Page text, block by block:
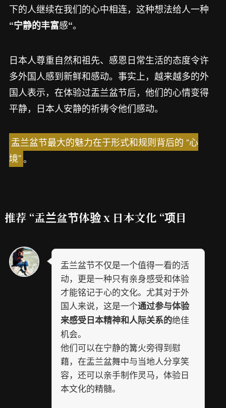
下的人继续在我们的心中相连，这种想法给人一种
“宁静的丰富感“。
日本人尊重自然和祖先、感恩日常生活的态度令许
多外国人感到新鲜和感动。事实上，越来越多的外
国人表示，在体验过盂兰盆节后，他们的心情变得
平静，日本人安静的祈祷令他们感动。
盂兰盆节最大的魅力在于形式和规则背后的 “心
境”。
推荐 “盂兰盆节体验 x 日本文化 “项目
盂兰盆节不仅是一个值得一看的活
动，更是一种只有亲身感受和体验
才能铭记于心的文化。尤其对于外
国人来说，这是一个通过参与体验
来感受日本精神和人际关系的绝佳
机会。
他们可以在宁静的篝火旁得到慰
藉，在盂兰盆舞中与当地人分享笑
容，还可以亲手制作灵马，体验日
本文化的精髓。